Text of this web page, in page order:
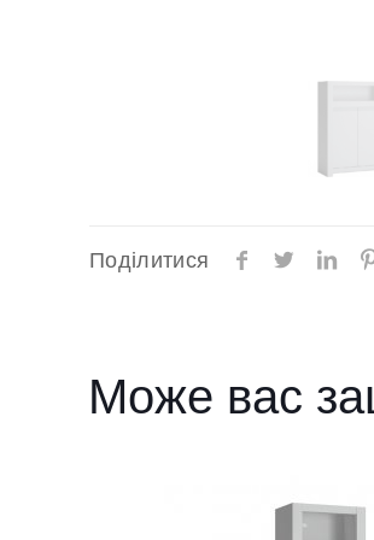
Поділитися
Може вас